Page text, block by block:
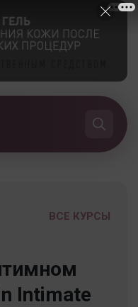
ВСЕ КУРСЫ
Intimate